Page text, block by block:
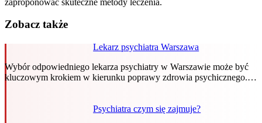
Zobacz także
Lekarz psychiatra Warszawa
Wybór odpowiedniego lekarza psychiatry w Warszawie może być
kluczowym krokiem w kierunku poprawy zdrowia psychicznego.…
Psychiatra czym się zajmuje?